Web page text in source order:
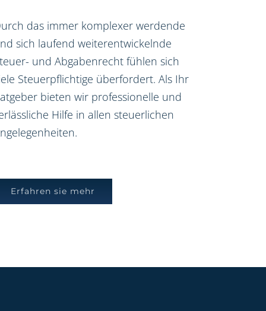
das immer komplexer werdende
sich laufend weiterentwickelnde
und Abgabenrecht fühlen sich
Steuerpflichtige überfordert. Als Ihr
bieten wir professionelle und
Hilfe in allen steuerlichen
Erfahren sie mehr